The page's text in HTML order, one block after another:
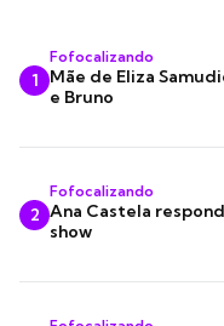
1
Fofocalizando
Mãe de Eliza
e Bruno
2
Fofocalizando
Ana Castela
show